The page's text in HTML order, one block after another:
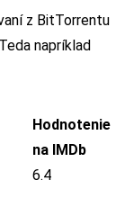
z BitTorrentu
napríklad
Hodnotenie
na IMDb
6.4